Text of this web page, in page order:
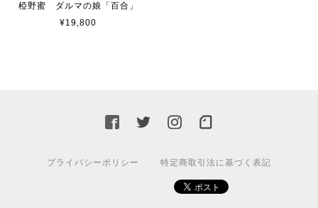
椏野蜜 ダルマの娘「百合」
¥19,800
プライバシーポリシー 特定商取引法に基づく表記